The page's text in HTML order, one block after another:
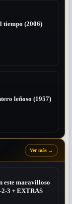
tiempo (2006)
leñoso (1957)
Ver más →
este maravilloso
3 + EXTRAS